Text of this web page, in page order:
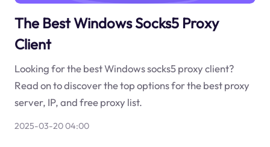
The Best Windows Socks5 Proxy
Client
Looking for the best Windows socks5 proxy client?
Read on to discover the top options for the best proxy
server, IP, and free proxy list.
2025-03-20 04:00